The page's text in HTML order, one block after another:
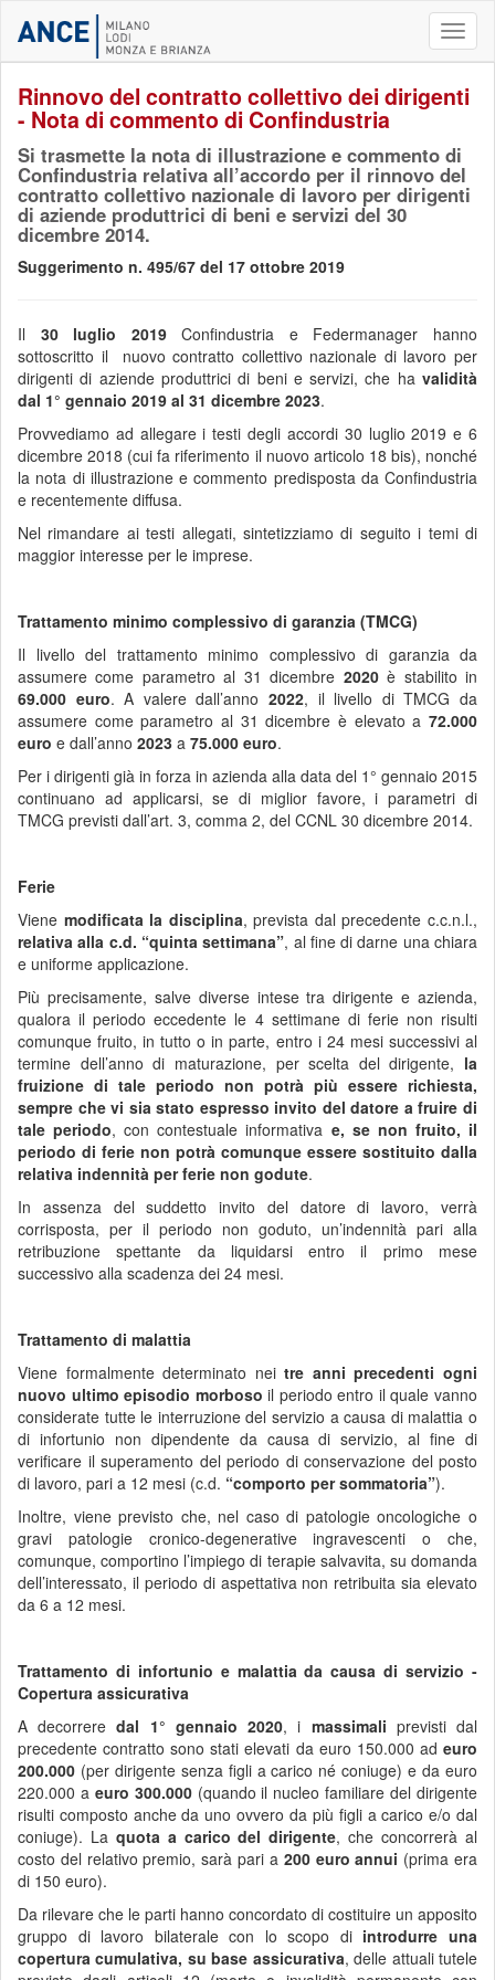
Rinnovo del contratto collettivo dei dirigenti
- Nota di commento di Confindustria
Si trasmette la nota di illustrazione e commento di
Confindustria relativa all’accordo per il rinnovo del
contratto collettivo nazionale di lavoro per dirigenti
di aziende produttrici di beni e servizi del 30
dicembre 2014.
Suggerimento n. 495/67 del 17 ottobre 2019
Il 30 luglio 2019Confindustria e Federmanager hanno
sottoscritto il nuovo contratto collettivo nazionale di lavoro per
dirigenti di aziende produttrici di beni e servizi, che ha validità
dal 1° gennaio 2019 al 31 dicembre 2023.
Provvediamo ad allegare i testi degli accordi 30 luglio 2019 e 6
dicembre 2018 (cui fa riferimento il nuovo articolo 18 bis), nonché
la nota di illustrazione e commento predisposta da Confindustria
e recentemente diffusa.
Nel rimandare ai testi allegati, sintetizziamo di seguito i temi di
maggior interesse per le imprese.
Trattamento minimo complessivo di garanzia (TMCG)
Il livello del trattamento minimo complessivo di garanzia da
assumere come parametro al 31 dicembre 2020è stabilito in
69.000 euro. A valere dall’anno2022, il livello di TMCG da
assumere come parametro al 31 dicembre è elevato a 72.000
euro e dall’anno 2023 a 75.000 euro.
Per i dirigenti già in forza in azienda alla data del 1° gennaio 2015
continuano ad applicarsi, se di miglior favore, i parametri di
TMCG previsti dall’art. 3, comma 2, del CCNL 30 dicembre 2014.
Ferie
Viene modificata la disciplina, prevista dal precedente c.c.n.l.,
relativa alla c.d. “quinta settimana”, al fine di darne una chiara
e uniforme applicazione.
Più precisamente, salve diverse intese tra dirigente e azienda,
qualora il periodo eccedente le 4 settimane di ferie non risulti
comunque fruito, in tutto o in parte, entro i 24 mesi successivi al
termine dell’anno di maturazione, per scelta del dirigente, la
fruizione di tale periodo non potrà più essere richiesta,
sempre che vi sia stato espresso invito del datore a fruire di
tale periodo, con contestuale informativa e, se non fruito, il
periodo di ferie non potrà comunque essere sostituito dalla
relativa indennità per ferie non godute.
In assenza del suddetto invito del datore di lavoro, verrà
corrisposta, per il periodo non goduto, un’indennità pari alla
retribuzione spettante da liquidarsi entro il primo mese
successivo alla scadenza dei 24 mesi.
Trattamento di malattia
Viene formalmente determinato neitre anni precedenti ogni
nuovo ultimo episodio morbosoil periodo entro il quale vanno
considerate tutte le interruzione del servizio a causa di malattia o
di infortunio non dipendente da causa di servizio, al fine di
verificare il superamento del periodo di conservazione del posto
di lavoro, pari a 12 mesi (c.d. “comporto per sommatoria”).
Inoltre, viene previsto che, nel caso di patologie oncologiche o
gravi patologie cronico-degenerative ingravescenti o che,
comunque, comportino l’impiego di terapie salvavita, su domanda
dell’interessato, il periodo di aspettativa non retribuita sia elevato
da 6 a 12 mesi.
Trattamento di infortunio e malattia da causa di servizio -
Copertura assicurativa
A decorreredal 1° gennaio 2020, i massimali previsti dal
precedente contratto sono stati elevati da euro 150.000 ad euro
200.000 (per dirigente senza figli a carico né coniuge) e da euro
220.000 a euro 300.000(quando il nucleo familiare del dirigente
risulti composto anche da uno ovvero da più figli a carico e/o dal
coniuge). La quota a carico del dirigente, che concorrerà al
costo del relativo premio, sarà pari a 200 euro annui (prima era
di 150 euro).
Da rilevare che le parti hanno concordato di costituire un apposito
gruppo di lavoro bilaterale con lo scopo di introdurre una
copertura cumulativa, su base assicurativa, delle attuali tutele